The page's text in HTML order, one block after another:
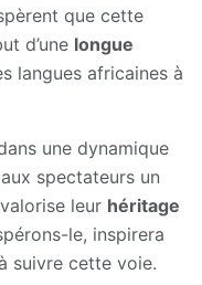
que cette
d’une longue
langues africaines à
une dynamique
spectateurs un
leur héritage
le, inspirera
suivre cette voie.